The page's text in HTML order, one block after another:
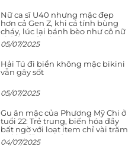
Nữ ca sĩ U40 nhưng mặc đẹp
hơn cả Gen Z, khi cá tính bùng
cháy, lúc lại bánh bèo như cô nữ
chính ngôn tình
05/07/2025
Hải Tú đi biển không mặc bikini
vẫn gây sốt
05/07/2025
Gu ăn mặc của Phương Mỹ Chi ở
tuổi 22: Trẻ trung, biến hóa đầy
bất ngờ với loạt item chỉ vài trăm
nghìn đã mua được
04/07/2025